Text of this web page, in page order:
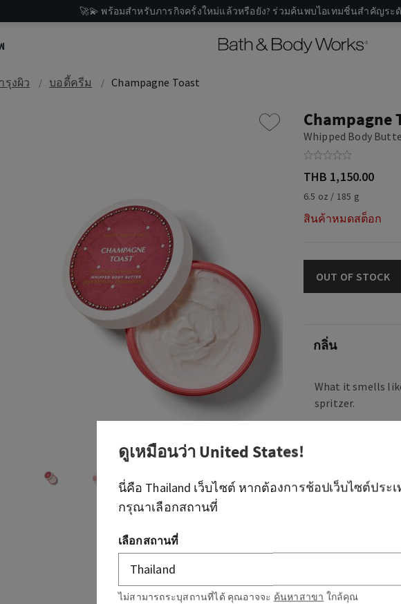
🚀💫 พร้อมสำหรับภารกิจครั้งใหม่แล้วหรือยัง? ร่วมค้นพบไอเทมชิ้นสำคัญร
งผิว บอดี้ครีม Champagne Toast
Champagne
Whipped Body
THB 1,150.00
6.5 oz / 185 g
สินค้าหมดสต็อก
OUT OF STOCK
กลิ่น
What it smells
spritzer.
Fragrance
ภาพรวม
ดูเหมือนว่าUnited States!
นี่คือ Thailand เว็บไซต์ หากต้องการช้อปเว็บไซต์ประ
กรุณาเลือกสถานที่
เลือกสถานที่
ไม่สามารถระบุสถานที่ได้ คุณอาจจะ ค้นหาสาขา ใกล้คุณ